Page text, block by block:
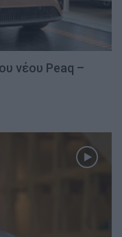
νέου Peaq –